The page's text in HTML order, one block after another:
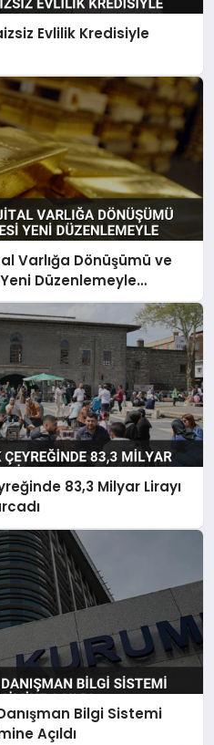
Evlilik Kredisiyle
Varlığa Dönüşümü ve
Düzenlemeyle
83,3 Milyar Lirayı
Bilgi Sistemi
Açıldı